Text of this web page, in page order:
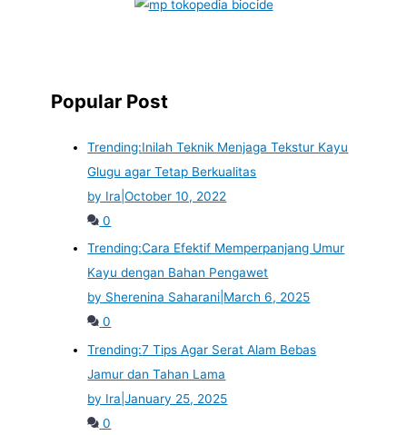
Popular Post
Trending:Inilah Teknik Menjaga Tekstur Kayu
Glugu agar Tetap Berkualitas
by Ira |October 10, 2022
0
Trending:Cara Efektif Memperpanjang Umur
Kayu dengan Bahan Pengawet
by Sherenina Saharani March 6, 2025
0
Trending:7 Tips Agar Serat Alam Bebas
Jamur dan Tahan Lama
by Ira |January 25, 2025
0